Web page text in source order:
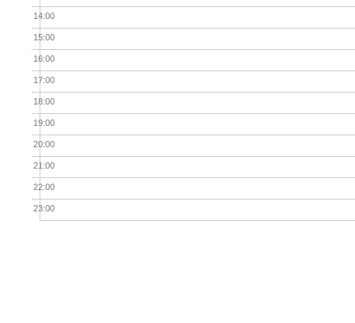
14:00
15:00
16:00
17:00
18:00
19:00
20:00
21:00
22:00
23:00